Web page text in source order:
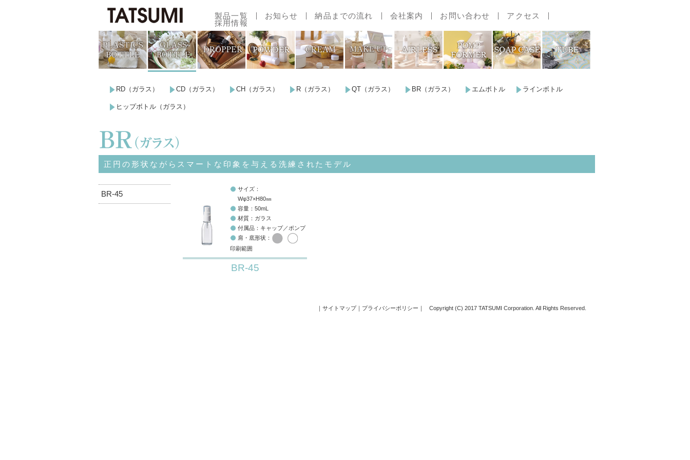
製品一覧
容量で探す
印刷範囲一覧
お知らせ 納品までの流れ 会社案内 お問い合わせ
アクセス
採用情報
RD（ガラス） CD（ガラス） CH（ガラス） R（ガラス） QT（ガラス） BR（ガラス） エムボトル ラインボトル
ヒップボトル（ガラス）
正円の形状ながらスマートな印象を与える洗練されたモデル
BR-45
サイズ：
Wφ37×H80㎜
容量：50mL
材質：ガラス
付属品：キャップ／ポンプ
肩・底形状：
印刷範囲
BR-45
Copyright (C) 2017 TATSUMI Corporation. All Rights Reserved.
｜ サイトマップ｜ プライバシーポリシー ｜